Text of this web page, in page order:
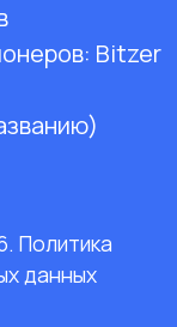
Bitzer
Политика
данных